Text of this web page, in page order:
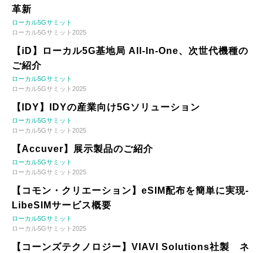
革新
ローカル5Gサミット
ローカル5Gサミット2025
【iD】ローカル5G基地局 All-In-One、次世代機種の
ご紹介
ローカル5Gサミット
ローカル5Gサミット2025
【IDY】IDYの産業向け5Gソリューション
ローカル5Gサミット
ローカル5Gサミット2025
【Accuver】展示製品のご紹介
ローカル5Gサミット
ローカル5Gサミット2025
【コモン・クリエーション】eSIM配布を簡単に実現-
LibeSIMサービス概要
ローカル5Gサミット
ローカル5Gサミット2025
【コーンズテクノロジー】VIAVI Solutions社製 ネ